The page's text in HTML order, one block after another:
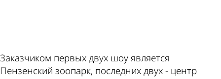
Заказчиком первых двух шоу является
Пензенский зоопарк, последних двух - центр